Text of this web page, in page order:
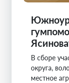
В сборе
округа,
местное